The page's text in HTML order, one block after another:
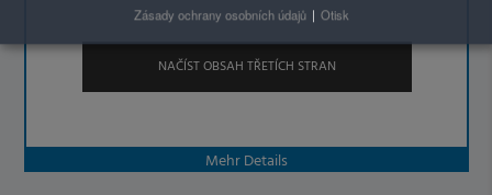
NAČÍST OBSAH TŘETÍCH STRAN
Mehr Details
Zásady ochrany osobních údajů | Otisk